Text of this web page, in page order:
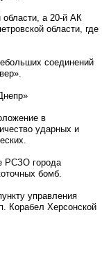
а 20-й АК
области, где
соединений
в
ударных и
РСЗО города
бомб.
управления
Корабел Херсонской